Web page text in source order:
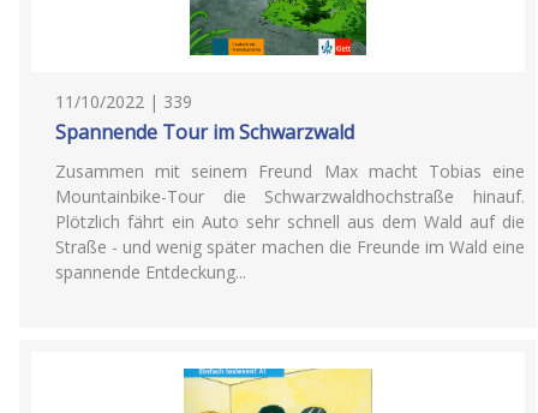
11/10/2022 | 339
Spannende Tour im Schwarzwald
Zusammen mit seinem Freund Max macht Tobias eine
Mountainbike-Tour die Schwarzwaldhochstraße hinauf.
Plötzlich fährt ein Auto sehr schnell aus dem Wald auf die
Straße - und wenig später machen die Freunde im Wald eine
spannende Entdeckung...